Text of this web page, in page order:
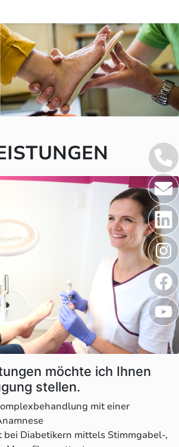
möchte ich Ihnen
stellen.
mit einer
Diabetikern mittels Stimmgabel-,